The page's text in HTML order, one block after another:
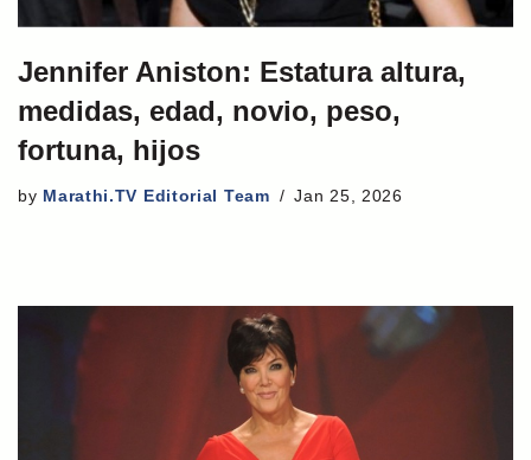
Jennifer Aniston: Estatura altura,
medidas, edad, novio, peso,
fortuna, hijos
by Marathi.TV Editorial Team Jan 25, 2026